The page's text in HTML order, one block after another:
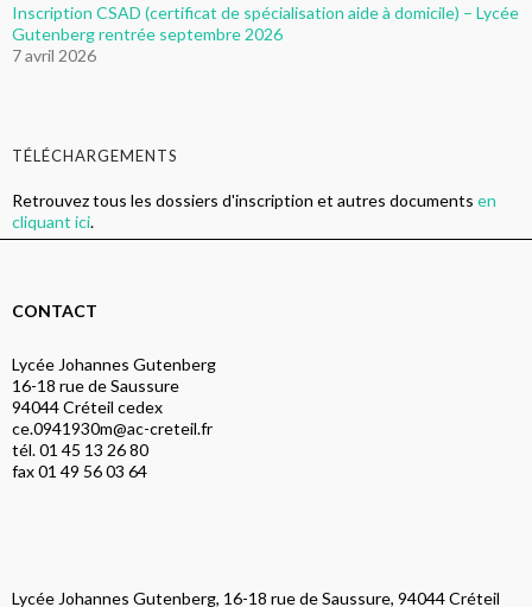
Inscription CSAD (certificat de spécialisation aide à domicile) – Lycée
Gutenberg rentrée septembre 2026
7 avril 2026
TÉLÉCHARGEMENTS
Retrouvez tous les dossiers d'inscription et autres documents en
cliquant ici.
CONTACT
Lycée Johannes Gutenberg
16-18 rue de Saussure
94044 Créteil cedex
ce.0941930m@ac-creteil.fr
tél. 01 45 13 26 80
fax 01 49 56 03 64
Lycée Johannes Gutenberg, 16-18 rue de Saussure, 94044 Créteil